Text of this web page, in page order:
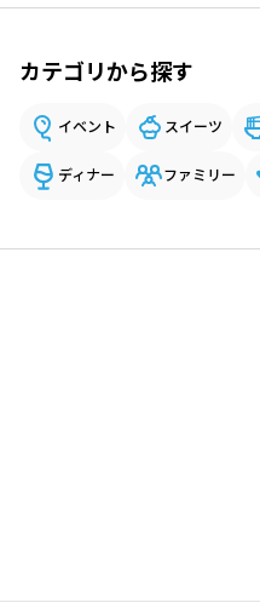
カテゴリから探す
イベント スイーツ
ディナー ファミリー